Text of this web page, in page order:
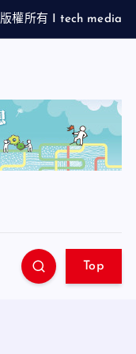
版權所有 I tech media
Top